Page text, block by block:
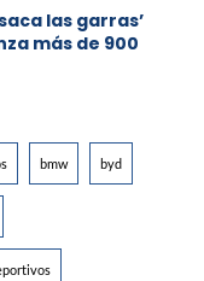
las garras’
más de 900
bmw byd